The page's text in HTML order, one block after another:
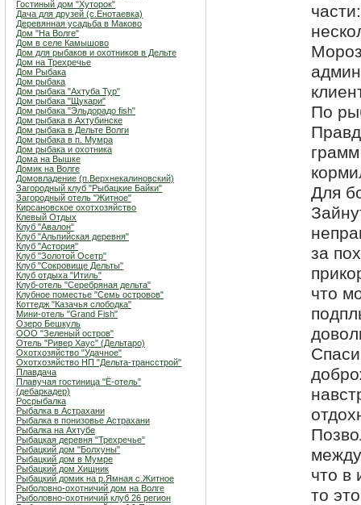
Гостиный дом "Хуторок"
Дача для друзей (с.Енотаевка)
Деревянная усадьба в Маково
Дом "На Волге"
Дом в селе Камышово
Дом для рыбаков и охотников в Дельте
Дом на Трехречье
Дом Рыбака
Дом рыбака
Дом рыбака "Ахтуба Тур"
Дом рыбака "Щукари"
Дом рыбака "Эльдорадо fish"
Дом рыбака в Ахтубинске
Дом рыбака в Дельте Волги
Дом рыбака в п. Мумра
Дом рыбака и охотника
Дома на Вышке
Домик на Волге
Домовладение (п.Верхнекалиновский)
Загородный клуб "Рыбацкие Байки"
Загородный отель "Житное"
Кирсановское охотхозяйство
Клевый Отдых
Клуб "Авалон"
Клуб "Альпийская деревня"
Клуб "Астория"
Клуб "Золотой Осетр"
Клуб "Сокровище Дельты"
Клуб отдыха "Итиль"
Клуб-отель "Серебряная дельта"
Клубное поместье "Семь островов"
Коттедж "Казачья слободка"
Мини-отель "Grand Fish"
Озеро Бешкуль
ООО "Зеленый остров"
Отель "Ривер Хаус" (Дельтаро)
Охотхозяйство "Удачное"
Охотхозяйство НП "Дельта-трансстрой"
Плавдача
Плавучая гостиница "Ё-отель"
(дебаркадер)
Росрыбалка
Рыбалка в Астрахани
Рыбалка в понизовье Астрахани
Рыбалка на Ахтубе
Рыбацкая деревня "Трехречье"
Рыбацкий дом "Болхуны"
Рыбацкий дом в Мумре
Рыбацкий дом Хищник
Рыбацкий домик на р.Ямная с.Житное
Рыболовно-охотничий дом на Волге
Рыболовно-охотничий клуб 26 регион
По
Для
за
что
что в
то